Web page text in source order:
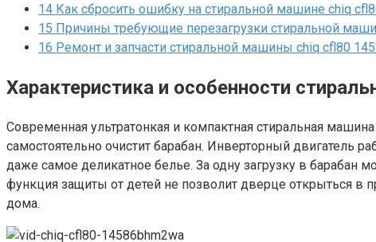
14 Как сбросить ошибку на стиральной машине chiq
15 Причины требующие перезагрузки стиральной
16 Ремонт и запчасти стиральной машины chiq cfl80
Характеристика и особенности
Современная ультратонкая и компактная стиральная
самостоятельно очистит барабан. Инверторный двигатель
даже самое деликатное белье. За одну загрузку в
функция защиты от детей не позволит дверце открыться в
дома.